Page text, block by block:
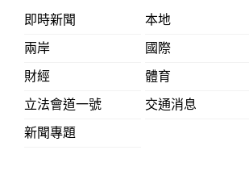
即時新聞
本地
兩岸
國際
財經
體育
立法會道一號
交通消息
新聞專題